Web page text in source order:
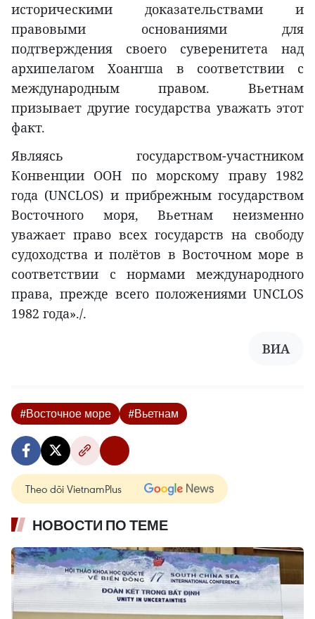
историческими доказательствами и
правовыми основаниями для
подтверждения своего суверенитета над
архипелагом Хоангша в соответствии с
международным правом. Вьетнам
призывает другие государства уважать этот
факт.
Являясь государством-участником
Конвенции ООН по морскому праву 1982
года (UNCLOS) и прибрежным государством
Восточного моря, Вьетнам неизменно
уважает право всех государств на свободу
судоходства и полётов в Восточном море в
соответствии с нормами международного
права, прежде всего положениями UNCLOS
1982 года»./.
ВИА
#Восточное море #Вьетнам
Theo dõi VietnamPlus
НОВОСТИ ПО ТЕМЕ